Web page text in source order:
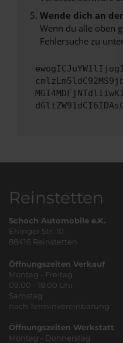
Wende dich an
Wenn du alle oben
Fehlersuche zu
Reinstetten
Schoch Automobile e.K.
Ehinger Str. 10
88416 Reinstetten
Öffnungszeiten Verkauf
Montag - Freitag
09:00 - 18:00 Uhr
Samstag
nach Terminvereinbarung
Öffnungszeiten Werkstatt
Montag - Donnerstag